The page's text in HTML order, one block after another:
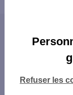
département
ARLES
limitrophes
Refuser les